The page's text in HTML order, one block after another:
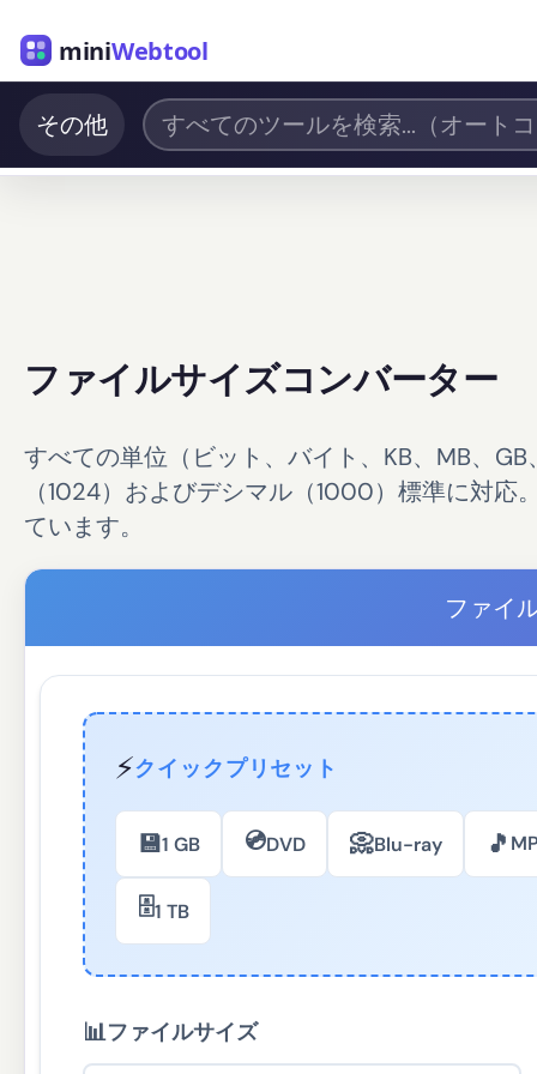
miniWebtool
その他
ファイルサイズコンバーター
すべての単位（ビット、バイト、KB、MB、
（1024）およびデシマル（1000）標準に対
ています。
ファイ
⚡クイックプリセット
💾1 GB 💿DVD 📀Blu-ray 🎵
🗄️1 TB
📊ファイルサイズ